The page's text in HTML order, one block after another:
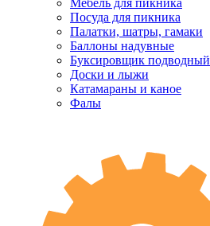
Посуда для пикника
Палатки, шатры, гамаки
Баллоны надувные
Буксировщик подводный
Доски и лыжи
Катамараны и каное
Фалы